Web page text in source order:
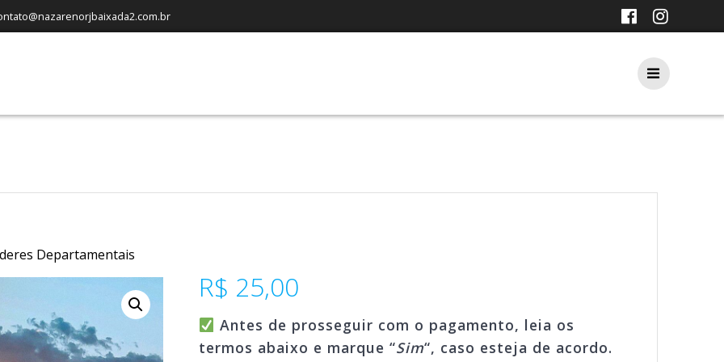
Departamentais
R$ 25,00
Antes de prosseguir com o pagamento, leia os
termos abaixo e marque “Sim“, caso esteja de acordo.